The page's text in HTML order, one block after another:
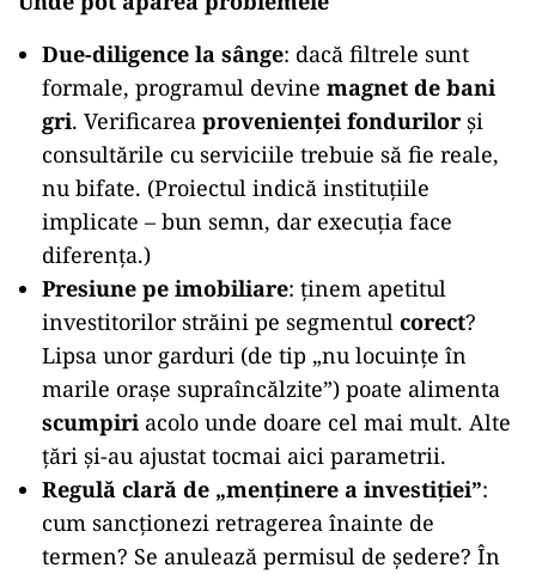
Due-diligence la sânge: dacă filtrele sunt
formale, programul devine magnet de bani
gri. Verificarea provenienței fondurilor și
consultările cu serviciile trebuie să fie reale,
nu bifate. (Proiectul indică instituțiile
implicate – bun semn, dar execuția face
diferența.)
Presiune pe imobiliare: ținem apetitul
investitorilor străini pe segmentul corect?
Lipsa unor garduri (de tip „nu locuințe în
marile orașe supraîncălzite”) poate alimenta
scumpiri acolo unde doare cel mai mult. Alte
țări și-au ajustat tocmai aici parametrii.
Regulă clară de „menținere a investiției”:
cum sancționezi retragerea înainte de
termen? Se anulează permisul de ședere? În